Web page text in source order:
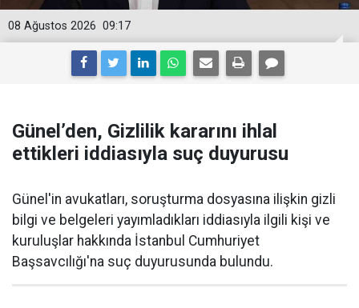
09:17
08 Ağustos 2026
Günel’den, Gizlilik kararını ihlal
ettikleri iddiasıyla suç duyurusu
Günel'in avukatları, soruşturma dosyasına ilişkin gizli
bilgi ve belgeleri yayımladıkları iddiasıyla ilgili kişi ve
kuruluşlar hakkında İstanbul Cumhuriyet
Başsavcılığı'na suç duyurusunda bulundu.